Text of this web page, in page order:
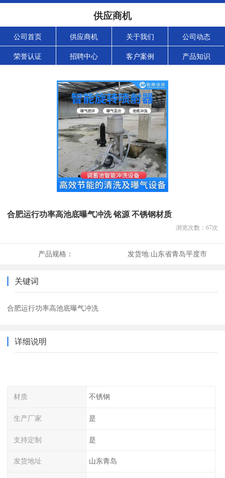
供应商机
公司首页 供应商机 关于我们 公司动态
荣誉认证 招聘中心 客户案例 产品知识
合肥运行功率高池底曝气冲洗 铭源 不锈钢材质
浏览次数： 67次
产品规格： 发货地:山东省青岛平度市
关键词
合肥运行功率高池底曝气冲洗
详细说明
材质 不锈钢
生产厂家 是
支持定制 是
发货地址 山东青岛